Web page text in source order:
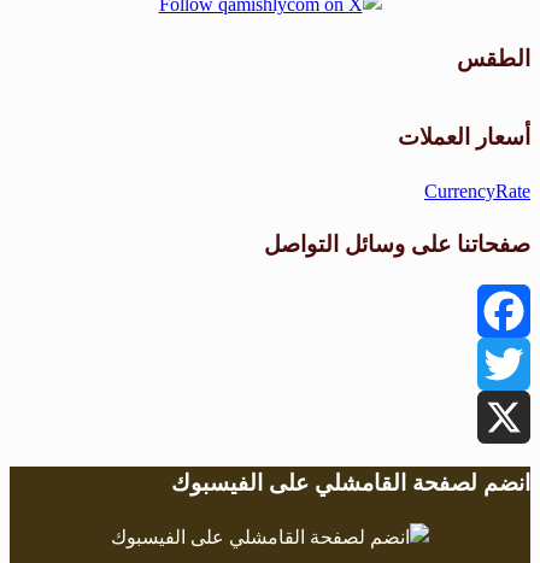
الطقس
أسعار العملات
CurrencyRate
صفحاتنا على وسائل التواصل
Facebook
Twitter
X
انضم لصفحة القامشلي على الفيسبوك